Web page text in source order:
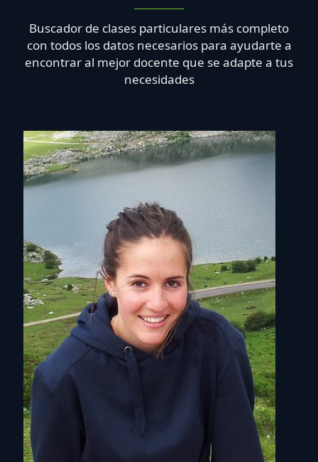
Buscador de clases particulares más completo
con todos los datos necesarios para ayudarte a
encontrar al mejor docente que se adapte a tus
necesidades